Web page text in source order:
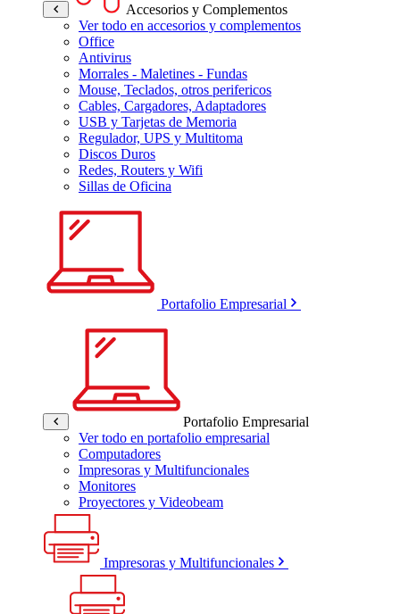
Accesorios y Complementos
Ver todo en accesorios y complementos
Office
Antivirus
Morrales - Maletines - Fundas
Mouse, Teclados, otros perifericos
Cables, Cargadores, Adaptadores
USB y Tarjetas de Memoria
Regulador, UPS y Multitoma
Discos Duros
Redes, Routers y Wifi
Sillas de Oficina
Portafolio Empresarial
Portafolio Empresarial
Ver todo en portafolio empresarial
Computadores
Impresoras y Multifuncionales
Monitores
Proyectores y Videobeam
Impresoras y Multifuncionales